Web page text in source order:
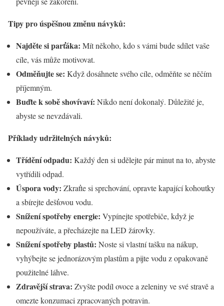
Tipy pro úspěšnou změnu návyků:
Najděte si parťáka: Mít někoho, kdo s vámi bude sdílet vaše
cíle, vás může motivovat.
Odměňujte se: Když dosáhnete svého cíle, odměňte se něčím
příjemným.
Buďte k sobě shovívaví: Nikdo není dokonalý. Důležité je,
abyste se nevzdávali.
Příklady udržitelných návyků:
Třídění odpadu: Každý den si udělejte pár minut na to, abyste
vytřídili odpad.
Úspora vody: Zkraťte si sprchování, opravte kapající kohoutky
a sbírejte dešťovou vodu.
Snížení spotřeby energie: Vypínejte spotřebiče, když je
nepoužíváte, a přecházejte na LED žárovky.
Snížení spotřeby plastů: Noste si vlastní tašku na nákup,
vyhýbejte se jednorázovým plastům a pijte vodu z opakovaně
použitelné láhve.
Zdravější strava: Zvyšte podíl ovoce a zeleniny ve své stravě a
omezte konzumaci zpracovaných potravin.